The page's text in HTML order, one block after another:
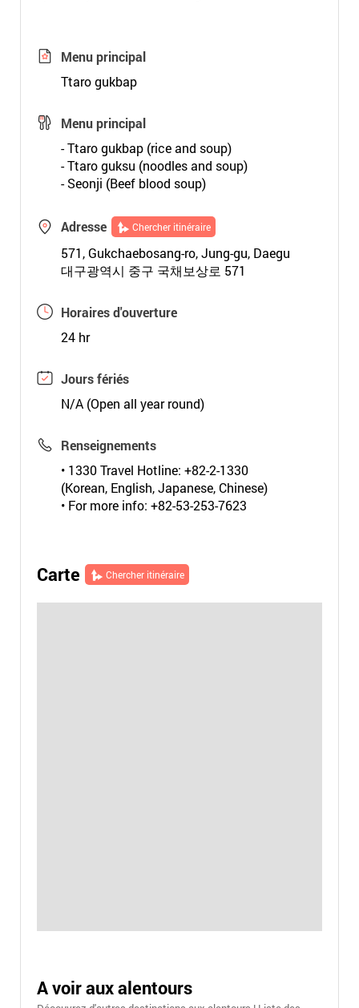
Menu principal
Ttaro gukbap
Menu principal
- Ttaro gukbap (rice and soup)
- Ttaro guksu (noodles and soup)
- Seonji (Beef blood soup)
Adresse Chercher itinéraire
571, Gukchaebosang-ro, Jung-gu, Daegu
대구광역시 중구 국채보상로 571
Horaires d'ouverture
24 hr
Jours fériés
N/A (Open all year round)
Renseignements
• 1330 Travel Hotline: +82-2-1330
(Korean, English, Japanese, Chinese)
• For more info: +82-53-253-7623
Carte Chercher itinéraire
A voir aux alentours